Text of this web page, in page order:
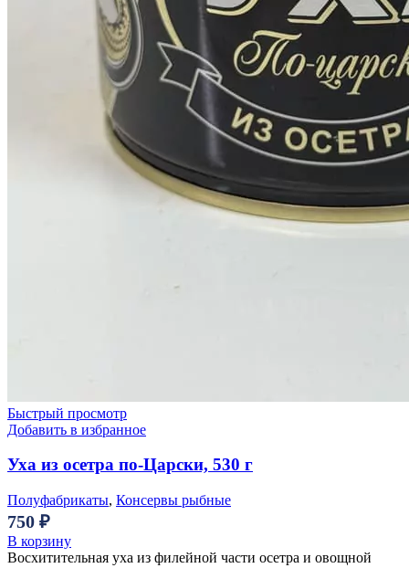
Быстрый просмотр
Добавить в избранное
Уха из осетра по-Царски, 530 г
Полуфабрикаты, Консервы рыбные
750 ₽
В корзину
Восхитительная уха из филейной части осетра и овощной